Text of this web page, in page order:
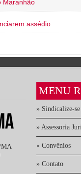
Maranhão
assédio
MA
MENU
» Sindicalize-se
» Assessoria
» Convênios
» Contato